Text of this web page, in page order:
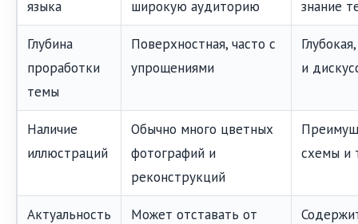
языка широкую аудиторию знание
Глубина
проработки
темы
Поверхностная, часто с
упрощениями
и
Наличие
иллюстраций
Обычно много цветных
фотографий и
реконструкций
схемы и
Актуальность
Может отставать от